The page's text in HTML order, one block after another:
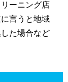
ーニング店
言うと地域
た場合など